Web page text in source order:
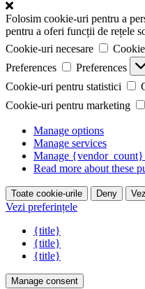
Folosim cookie-uri pentru a
pentru a oferi funcții de rețele
Cookie-uri necesare
Preferences
Preferences
Cookie-uri pentru statistici
Cookie-uri pentru marketing
Manage options
Manage services
Manage {vendor_count}
Read more about these
Toate cookie-urile Deny
Vezi preferințele
{title}
{title}
{title}
Manage consent